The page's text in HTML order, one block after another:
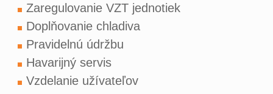
Zaregulovanie VZT jednotiek
Doplňovanie chladiva
Pravidelnú údržbu
Havarijný servis
Vzdelanie užívateľov